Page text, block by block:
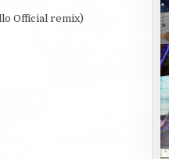
Official remix)